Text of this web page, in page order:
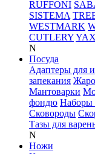
RUFFONI
SISTEMA
WESTMARK
CUTLERY
N
Посуда
Адаптеры для
запекания
Мантоварки
фондю Наборы
Сковороды
Тазы для
N
Ножи